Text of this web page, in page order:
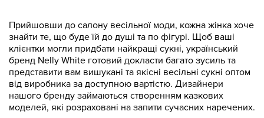
Прийшовши до салону весільної моди, кожна жінка хоче
знайти те, що буде їй до душі та по фігурі. Щоб ваші
клієнтки могли придбати найкращі сукні, український
бренд Nelly White готовий докласти багато зусиль та
представити вам вишукані та якісні весільні сукні оптом
від виробника за доступною вартістю. Дизайнери
нашого бренду займаються створенням казкових
моделей, які розраховані на запити сучасних наречених.